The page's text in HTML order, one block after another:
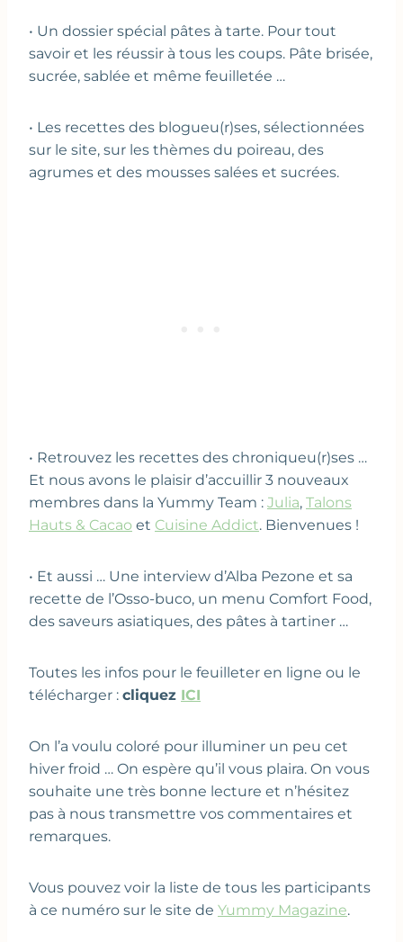
• Un dossier spécial pâtes à tarte. Pour tout
savoir et les réussir à tous les coups. Pâte brisée,
sucrée, sablée et même feuilletée …
• Les recettes des blogueu(r)ses, sélectionnées
sur le site, sur les thèmes du poireau, des
agrumes et des mousses salées et sucrées.
• Retrouvez les recettes des chroniqueu(r)ses …
Et nous avons le plaisir d’accuillir 3 nouveaux
membres dans la Yummy Team : Julia, Talons
Hauts & Cacao et Cuisine Addict. Bienvenues !
• Et aussi … Une interview d’Alba Pezone et sa
recette de l’Osso-buco, un menu Comfort Food,
des saveurs asiatiques, des pâtes à tartiner …
Toutes les infos pour le feuilleter en ligne ou le
télécharger : cliquez ICI
On l’a voulu coloré pour illuminer un peu cet
hiver froid … On espère qu’il vous plaira. On vous
souhaite une très bonne lecture et n’hésitez
pas à nous transmettre vos commentaires et
remarques.
Vous pouvez voir la liste de tous les participants
à ce numéro sur le site de Yummy Magazine.